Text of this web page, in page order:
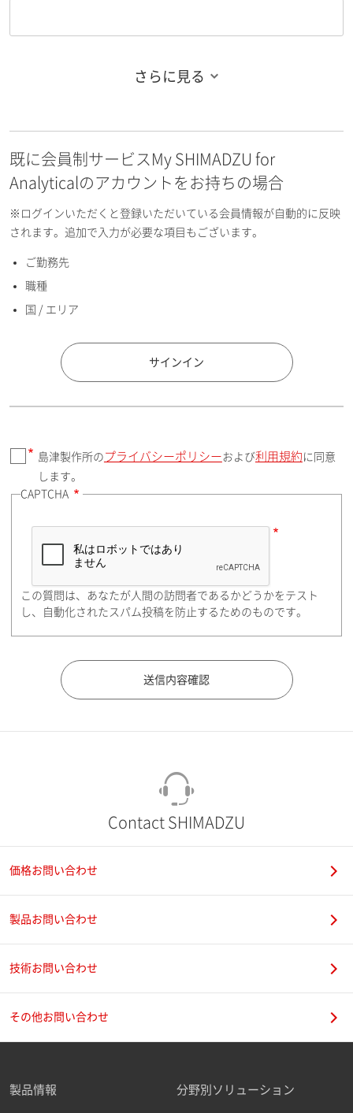
お名前フリガナ（名）
E-mailアドレス（半角英数）
国 / エリア
郵便番号（勤務先）
住所検索
都道府県（勤務先）
ご勤務先
さらに見る
既に会員制サービスMy SHIMADZU for
Analyticalのアカウントをお持ちの場合
※ログインいただくと登録いただいている会員情報が自動的に反映
されます。追加で入力が必要な項目もございます。
ご勤務先
職種
国 / エリア
サインイン
島津製作所の プライバシーポリシーおよび利用規約 に同意
します。
CAPTCHA
この質問は、あなたが人間の訪問者であるかどうかをテスト
し、自動化されたスパム投稿を防止するためのものです。
Contact SHIMADZU
価格お問い合わせ
製品お問い合わせ
技術お問い合わせ
その他お問い合わせ
製品情報 分野別ソリューション